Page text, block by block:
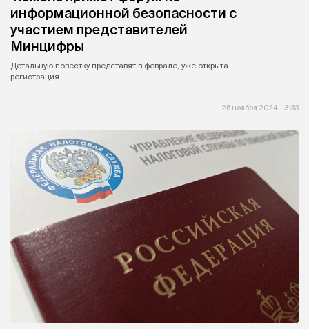
информационной безопасности с
участием представителей
Минцифры
Детальную повестку представят в феврале, уже открыта
регистрация.
26 ноября 2024, 13:33